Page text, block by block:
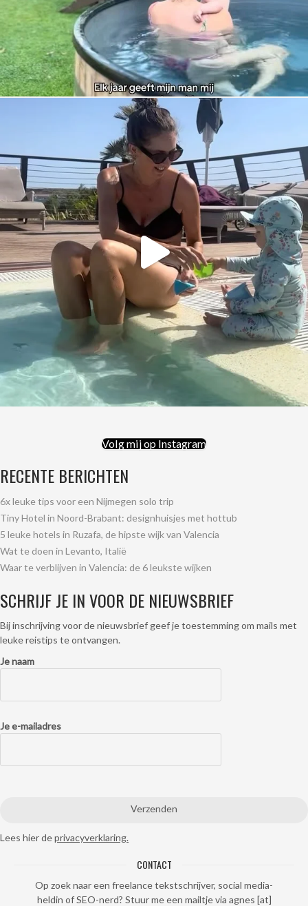
Volg mij op Instagram
RECENTE BERICHTEN
6x leuke tips voor een Nijmegen solo trip
Tiny Hotel in Noord-Brabant: designhuisjes met hottub
5 leuke hotels in Ruzafa, de hipste wijk van Valencia
Wat te doen in Levanto, Italië
Waar te verblijven in Valencia: de 6 leukste wijken
SCHRIJF JE IN VOOR DE NIEUWSBRIEF
Bij inschrijving voor de nieuwsbrief geef je toestemming om mails met
leuke reistips te ontvangen.
Je naam
Je e-mailadres
Lees hier deprivacyverklaring.
CONTACT
Op zoek naar een freelance tekstschrijver, social media-
heldin of SEO-nerd? Stuur me een mailtje via agnes [at]